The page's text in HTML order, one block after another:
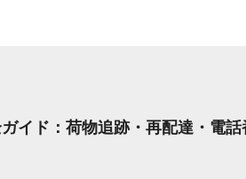
イド：荷物追跡・再配達・電